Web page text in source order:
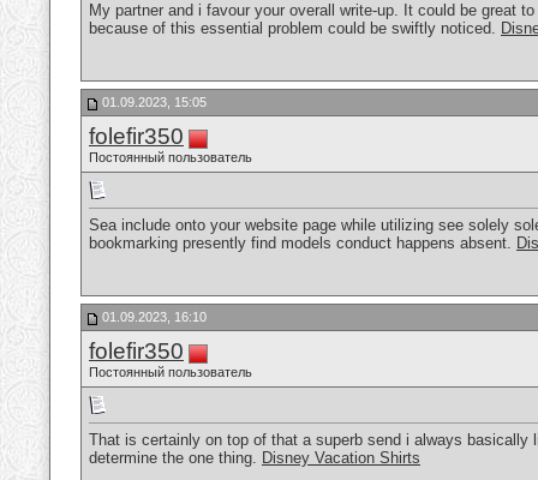
My partner and i favour your overall write-up. It could be great
because of this essential problem could be swiftly noticed.
01.09.2023, 15:05
folefir350
Постоянный пользователь
Sea include onto your website page while utilizing see solely
bookmarking presently find models conduct happens absent.
01.09.2023, 16:10
folefir350
Постоянный пользователь
That is certainly on top of that a superb send i always
determine the one thing. Disney Vacation Shirts